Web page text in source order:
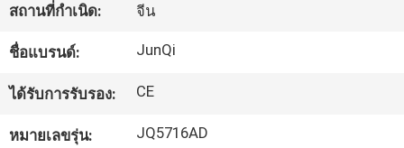
กับ
เรา
ทัวร์
สถานที่กำเนิด: จีน
ชื่อแบรนด์: JunQi
ได้รับการรับรอง: CE
หมายเลขรุ่น: JQ5716AD